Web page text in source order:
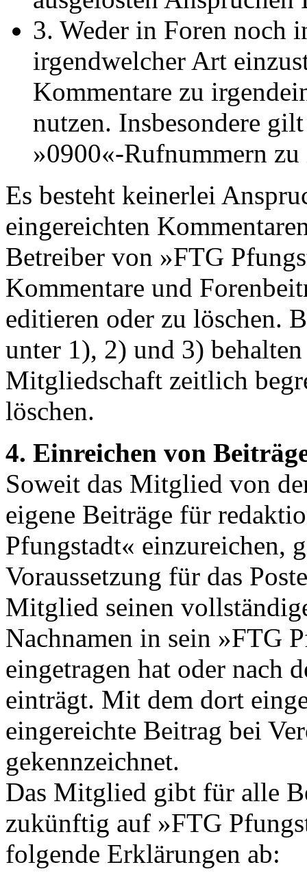
3. Weder in Foren noch
irgendwelcher Art
Kommentare zu
nutzen. Insbesondere
»0900«-Rufnummern
Es besteht keinerlei
eingereichten
Betreiber von »FTG
Kommentare und
editieren oder zu löschen.
unter 1), 2) und 3)
Mitgliedschaft zeitlich
löschen.
4. Einreichen von
Soweit das Mitglied von
eigene Beiträge für
Pfungstadt« einzureichen,
Voraussetzung für das
Mitglied seinen
Nachnamen in sein »FTG
eingetragen hat oder nach
einträgt. Mit dem dort
eingereichte Beitrag bei
gekennzeichnet.
Das Mitglied gibt für alle
zukünftig auf »FTG
folgende Erklärungen ab: